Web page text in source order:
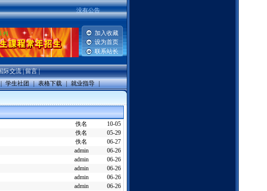
没有公告
加入收藏
设为首页
联系站长
际交流|留言|
| 学生社团 | 表格下载 | 就业指导 |
佚名
10-05
佚名
05-29
佚名
06-27
admin
06-26
admin
06-26
admin
06-26
admin
06-26
admin
06-26